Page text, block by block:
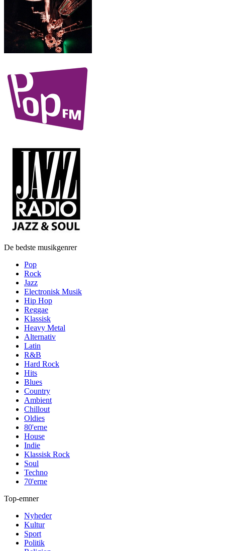
De bedste musikgenrer
Pop
Rock
Jazz
Electronisk Musik
Hip Hop
Reggae
Klassisk
Heavy Metal
Alternativ
Latin
R&B
Hard Rock
Hits
Blues
Country
Ambient
Chillout
Oldies
80'erne
House
Indie
Klassisk Rock
Soul
Techno
70'erne
Top-emner
Nyheder
Kultur
Sport
Politik